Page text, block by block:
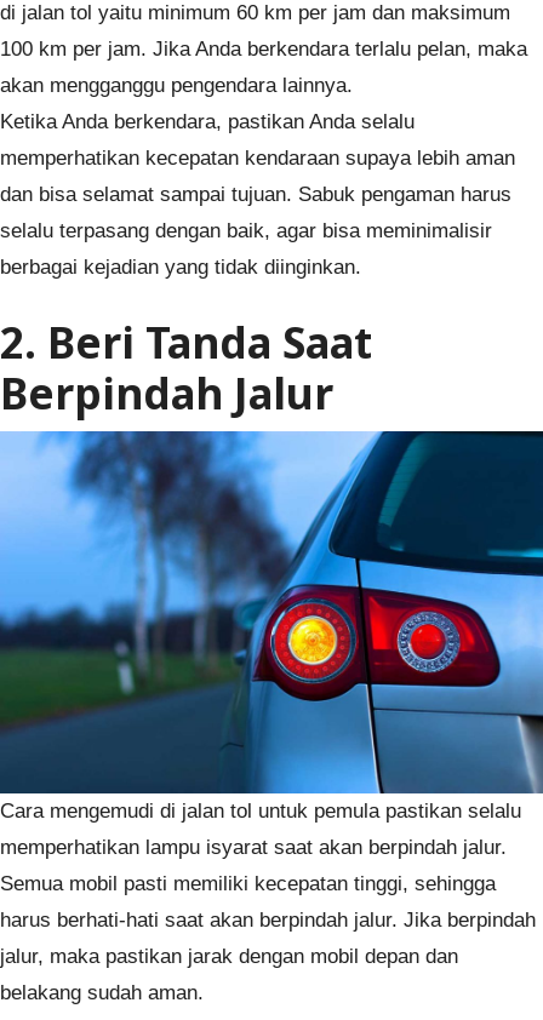
di jalan tol yaitu minimum 60 km per jam dan maksimum
100 km per jam. Jika Anda berkendara terlalu pelan, maka
akan mengganggu pengendara lainnya.
Ketika Anda berkendara, pastikan Anda selalu
memperhatikan kecepatan kendaraan supaya lebih aman
dan bisa selamat sampai tujuan. Sabuk pengaman harus
selalu terpasang dengan baik, agar bisa meminimalisir
berbagai kejadian yang tidak diinginkan.
2. Beri Tanda Saat
Berpindah Jalur
Cara mengemudi di jalan tol untuk pemula pastikan selalu
memperhatikan lampu isyarat saat akan berpindah jalur.
Semua mobil pasti memiliki kecepatan tinggi, sehingga
harus berhati-hati saat akan berpindah jalur. Jika berpindah
jalur, maka pastikan jarak dengan mobil depan dan
belakang sudah aman.